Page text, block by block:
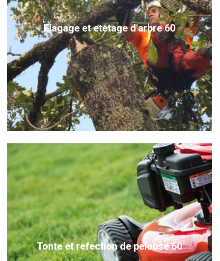
Elagage et etetage d'arbre 60
Tonte et refection de pelouse 60